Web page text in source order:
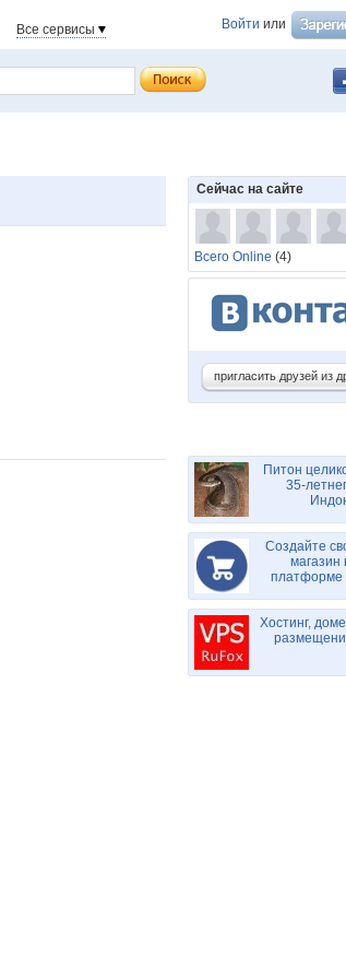
Войти или
Все сервисы
Сейчас на сайте
Всего Online (4)
пригласить друзей из
Питон
35-
Создайте
магазин
платформе
Хостинг,